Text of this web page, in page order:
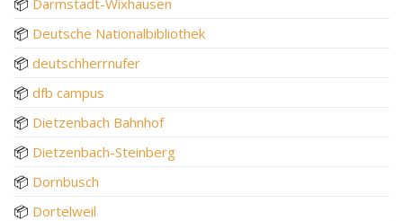
📦 Deutsche Nationalbibliothek
📦 deutschherrnufer
📦 dfb campus
📦 Dietzenbach Bahnhof
📦 Dietzenbach-Steinberg
📦 Dornbusch
📦 Dortelweil